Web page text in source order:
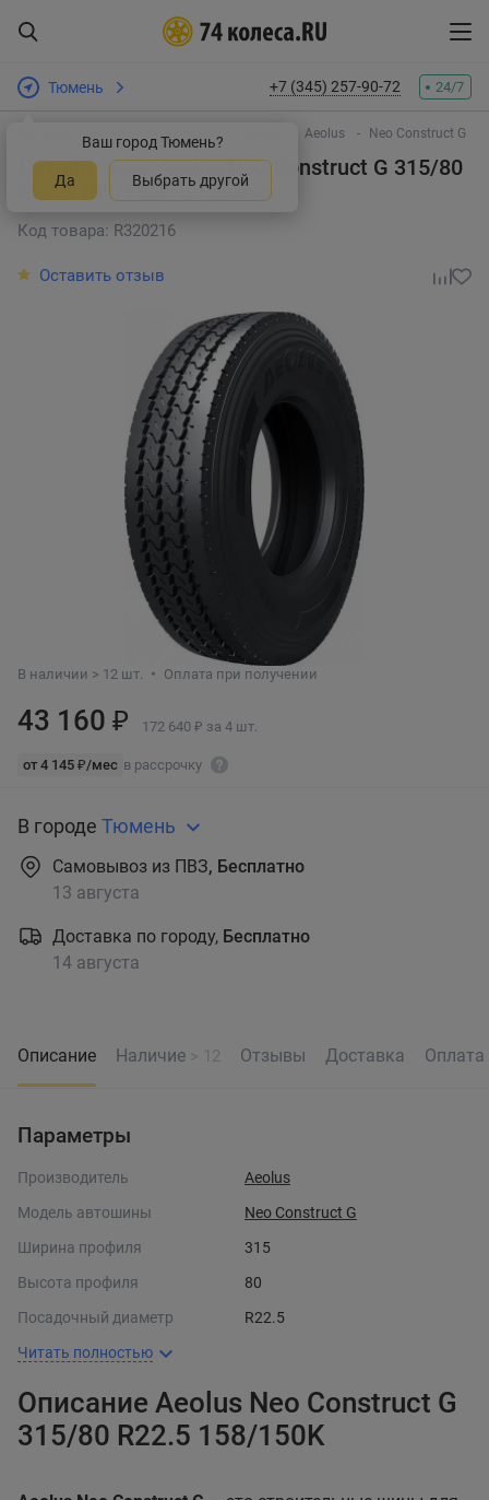
Тюмень
Ваш город Тюмень?
Да Выбрать другой
+7 (345) 257-90-72 24/7
Интернет-магазин шин и дисков Aeolus Neo Construct G
Летняя шина Aeolus Neo Construct G 315/80
R22.5 158/150Kв Тюмени
Код товара: R320216
Оставить отзыв
В наличии > 12 шт. Оплата при получении
43 160 ₽ 172 640 ₽ за 4 шт.
от 4 145 ₽/мес в рассрочку
В городе Тюмень
Самовывоз из ПВЗ, Бесплатно
13 августа
Доставка по городу, Бесплатно
14 августа
Описание Наличие > 12 Отзывы Доставка Оплата
Параметры
Производитель
Aeolus
Модель автошины
Neo Construct G
Ширина профиля
315
Высота профиля
80
Посадочный диаметр
R22.5
Читать полностью
Описание Aeolus Neo Construct G
315/80 R22.5 158/150K